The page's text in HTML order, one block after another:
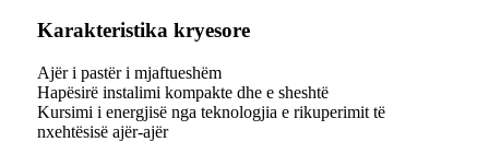
Karakteristika kryesore
Ajër i pastër i mjaftueshëm
Hapësirë ​​instalimi kompakte dhe e sheshtë
Kursimi i energjisë nga teknologjia e rikuperimit të
nxehtësisë ajër-ajër